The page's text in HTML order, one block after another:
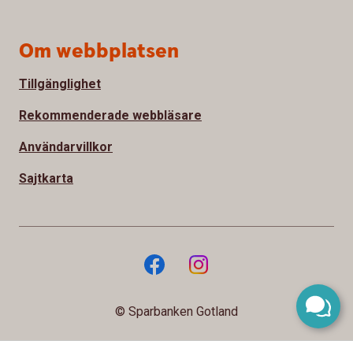
Om webbplatsen
Tillgänglighet
Rekommenderade webbläsare
Användarvillkor
Sajtkarta
© Sparbanken Gotland